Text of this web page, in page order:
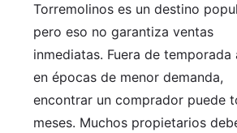
Torremolinos es un destino
pero eso no garantiza ventas
inmediatas. Fuera de temporada
en épocas de menor demanda,
encontrar un comprador puede
meses. Muchos propietarios